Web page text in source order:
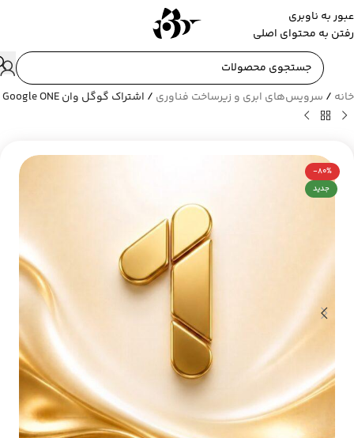
عبور به ناوبری
رفتن به محتوای اصلی
خانه / سرویس‌های ابری و زیرساخت فناوری / اشتراک گوگل وان Google ONE
-80%
جدید